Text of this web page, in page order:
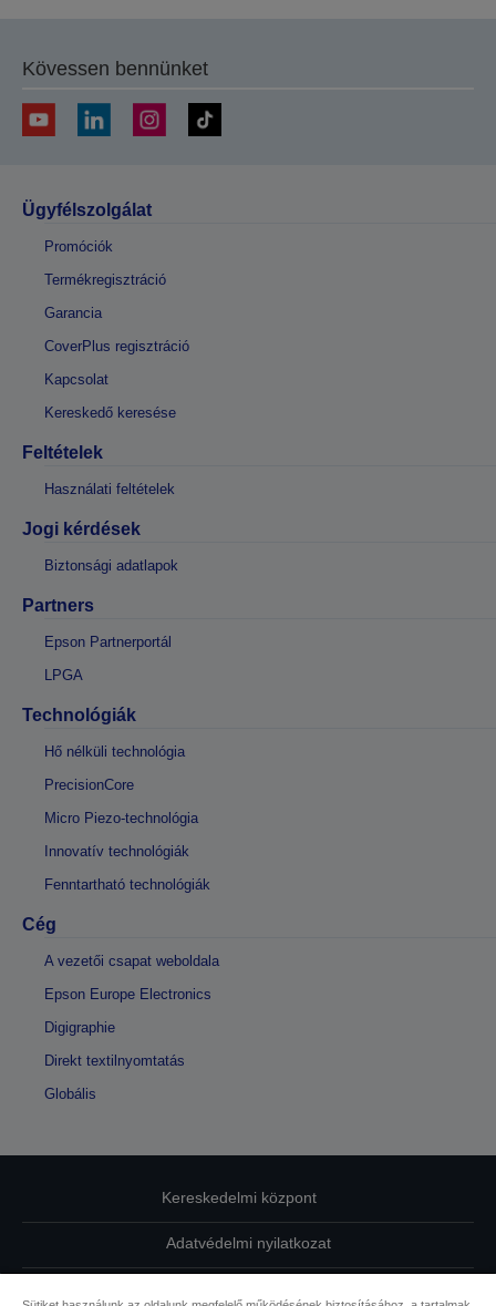
Kövessen bennünket
Ügyfélszolgálat
Promóciók
Termékregisztráció
Garancia
CoverPlus regisztráció
Kapcsolat
Kereskedő keresése
Feltételek
Használati feltételek
Jogi kérdések
Biztonsági adatlapok
Partners
Epson Partnerportál
LPGA
Technológiák
Hő nélküli technológia
PrecisionCore
Micro Piezo-technológia
Innovatív technológiák
Fenntartható technológiák
Cég
A vezetői csapat weboldala
Epson Europe Electronics
Digigraphie
Direkt textilnyomtatás
Globális
Kereskedelmi központ
Adatvédelmi nyilatkozat